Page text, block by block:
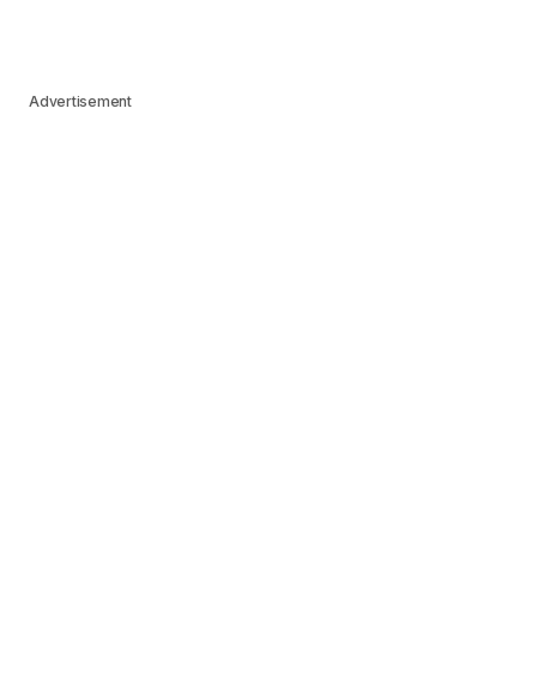
Advertisement